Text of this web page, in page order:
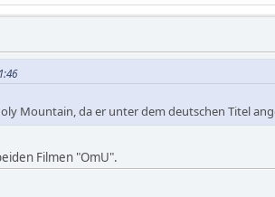
Mountain, da er unter dem deutschen Titel
Filmen "OmU".